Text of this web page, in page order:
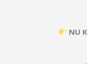
NU